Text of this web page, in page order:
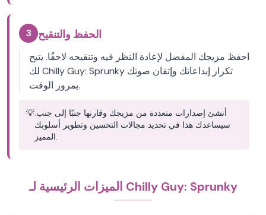
3 الحفظ والتنقيح
احفظ مزيجك المفضل لإعادة النظر فيه وتنقيحه لاحقًا. يتيح
لك Chilly Guy: Sprunky تكرار إبداعاتك وإتقان صوتك
بمرور الوقت.
💡أنشئ إصدارات متعددة من مزيجك وقارنها جنبًا إلى جنب.
سيساعدك هذا في تحديد مجالات التحسين وتطوير أسلوبك
المميز.
الميزات الرئيسية لـ Chilly Guy: Sprunky